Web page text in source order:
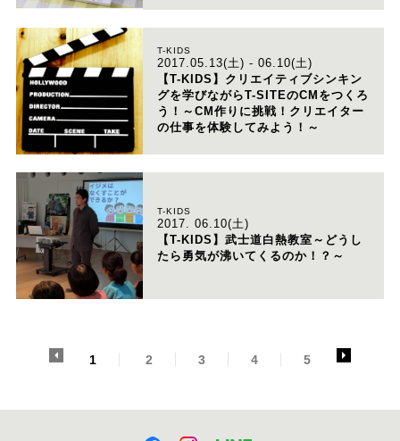
T-KIDS
2017.05.13(土) - 06.10(土)
【T-KIDS】クリエイティブシンキン
グを学びながらT-SITEのCMをつくろ
う！～CM作りに挑戦！クリエイター
の仕事を体験してみよう！～
T-KIDS
2017. 06.10(土)
【T-KIDS】武士道白熱教室～どうし
たら勇気が沸いてくるのか！？～
1 2 3 4 5